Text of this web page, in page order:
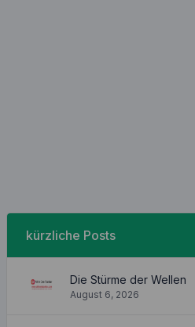
kürzliche Posts
Die Stürme der Wellen
August 6, 2026